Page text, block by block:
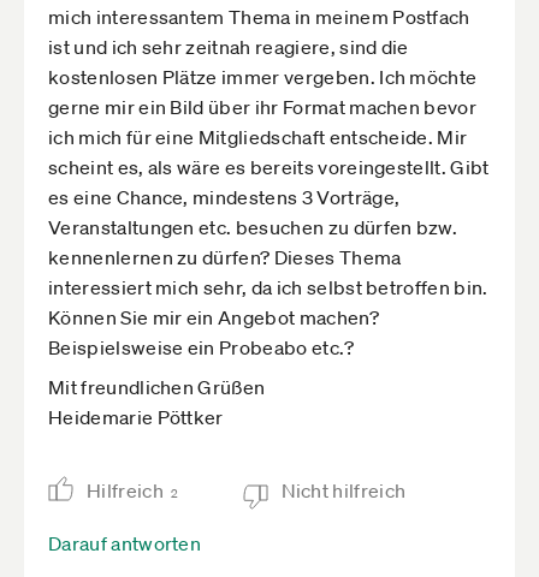
mich interessantem Thema in meinem Postfach
ist und ich sehr zeitnah reagiere, sind die
kostenlosen Plätze immer vergeben. Ich möchte
gerne mir ein Bild über ihr Format machen bevor
ich mich für eine Mitgliedschaft entscheide. Mir
scheint es, als wäre es bereits voreingestellt. Gibt
es eine Chance, mindestens 3 Vorträge,
Veranstaltungen etc. besuchen zu dürfen bzw.
kennenlernen zu dürfen? Dieses Thema
interessiert mich sehr, da ich selbst betroffen bin.
Können Sie mir ein Angebot machen?
Beispielsweise ein Probeabo etc.?
Mit freundlichen Grüßen
Heidemarie Pöttker
Hilfreich 2 Nicht hilfreich
Darauf antworten